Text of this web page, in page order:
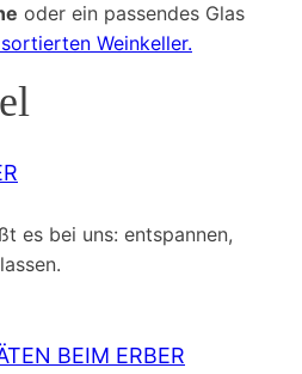
oder ein passendes Glas
Weinkeller.
es bei uns: entspannen,
BEIM ERBER